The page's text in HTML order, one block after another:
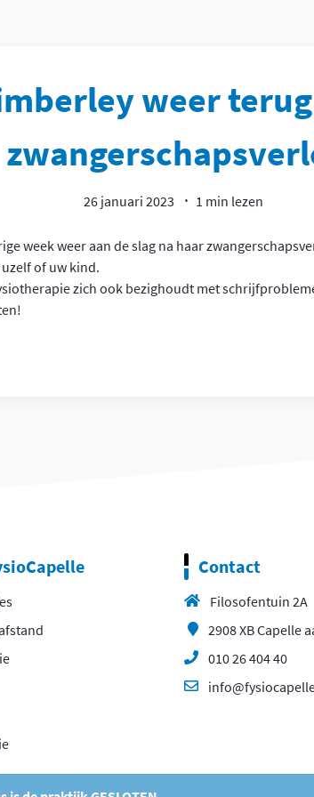
weer
26 januari 2023 1 min lezen
week weer aan de slag na haar
of uw kind.
zich ook bezighoudt met
Contact
Filosofentuin 2A
2908 XB Capelle
010 26 404 40